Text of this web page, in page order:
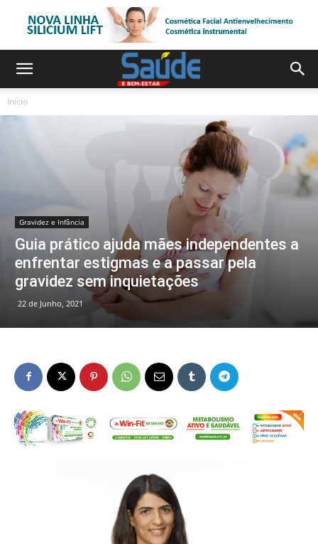
Início
Gravidez e Infância
Guia prático ajuda mães independentes a
enfrentar estigmas e a passar pela
gravidez sem inquietações
22 de Junho, 2021